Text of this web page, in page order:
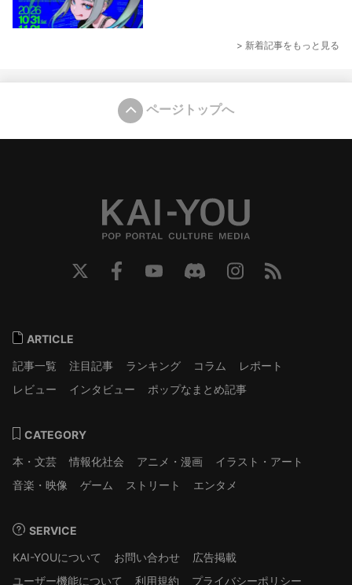
> 新着記事をもっと見る
ページトップへ
ARTICLE
記事一覧
注目記事 ランキング コラム
レポート
レビュー
インタビュー ポップなまとめ記事
CATEGORY
本・文芸
情報化社会 アニメ・漫画
イラスト・アート
音楽・映像
ゲーム ストリート エンタメ
SERVICE
KAI-YOUについて
お問い合わせ
広告掲載
ユーザー機能について
利用規約 プライバシーポリシー